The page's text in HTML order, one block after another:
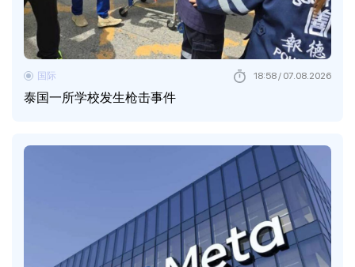
泰国一所学校发生枪击事件
国际 18:58 / 07.08.2026